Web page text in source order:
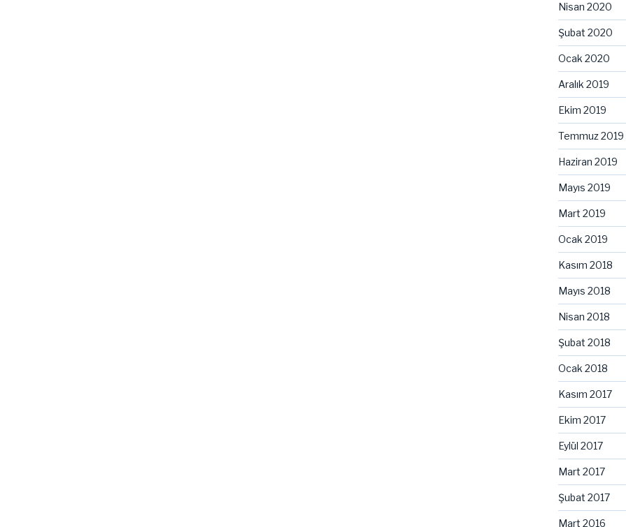
Nisan 2020
Şubat 2020
Ocak 2020
Aralık 2019
Ekim 2019
Temmuz 2019
Haziran 2019
Mayıs 2019
Mart 2019
Ocak 2019
Kasım 2018
Mayıs 2018
Nisan 2018
Şubat 2018
Ocak 2018
Kasım 2017
Ekim 2017
Eylül 2017
Mart 2017
Şubat 2017
Mart 2016